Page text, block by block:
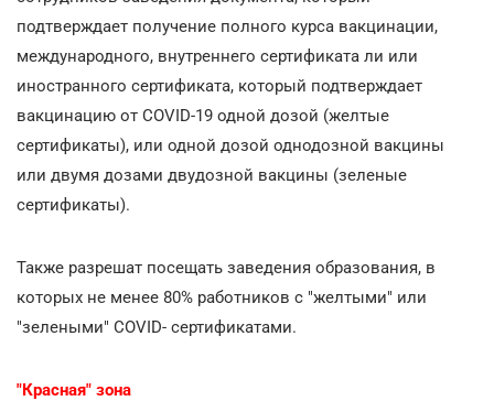
подтверждает получение полного курса вакцинации,
международного, внутреннего сертификата ли или
иностранного сертификата, который подтверждает
вакцинацию от COVID-19 одной дозой (желтые
сертификаты), или одной дозой однодозной вакцины
или двумя дозами двудозной вакцины (зеленые
сертификаты).
Также разрешат посещать заведения образования, в
которых не менее 80% работников с "желтыми" или
"зелеными" СOVID- сертификатами.
"Красная" зона